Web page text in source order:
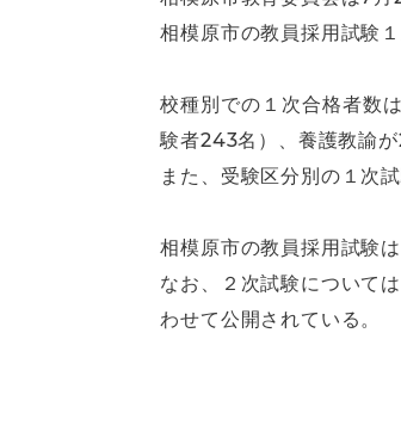
相模原市の教員採用試験
校種別での１次合格者数
験者243名）、養護教諭
また、受験区分別の１次
相模原市の教員採用試験
なお、２次試験について
わせて公開されている。